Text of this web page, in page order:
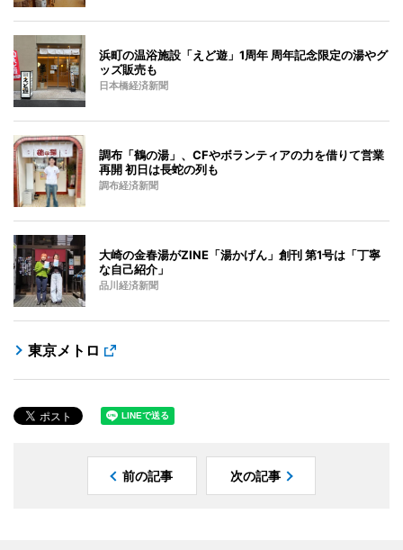
浜町の温浴施設「えど遊」1周年 周年記念限定の湯やグ
ッズ販売も
日本橋経済新聞
調布「鶴の湯」、CFやボランティアの力を借りて営業
再開 初日は長蛇の列も
調布経済新聞
大崎の金春湯がZINE「湯かげん」創刊 第1号は「丁寧
な自己紹介」
品川経済新聞
東京メトロ
前の記事 次の記事